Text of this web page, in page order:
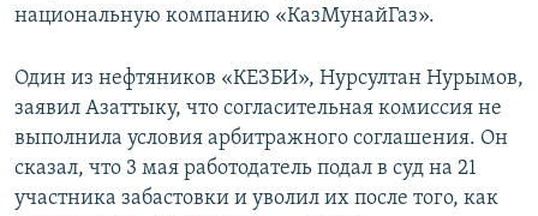
национальную компанию «КазМунайГаз».
Один из нефтяников «КЕЗБИ», Нурсултан Нурымов,
заявил Азаттыку, что согласительная комиссия не
выполнила условия арбитражного соглашения. Он
сказал, что 3 мая работодатель подал в суд на 21
участника забастовки и уволил их после того, как